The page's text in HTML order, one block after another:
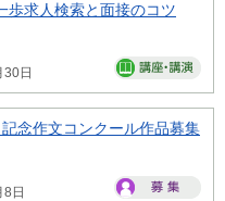
歩求人検索と面接のコツ
日
念作文コンクール作品募集
日